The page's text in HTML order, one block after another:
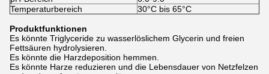
Temperaturbereich
30°C bis 65°C
Produktfunktionen
Es könnte Triglyceride zu wasserlöslichem Glycerin und freien
Fettsäuren hydrolysieren.
Es könnte die Harzdeposition hemmen.
Es könnte Harze reduzieren und die Lebensdauer von Netzfelzen